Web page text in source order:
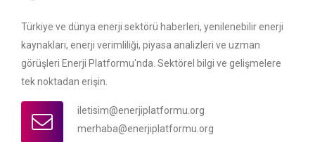
Türkiye ve dünya enerji sektörü haberleri, yenilenebilir enerji
kaynakları, enerji verimliliği, piyasa analizleri ve uzman
görüşleri Enerji Platformu'nda. Sektörel bilgi ve gelişmelere
tek noktadan erişin.
iletisim@enerjiplatformu.org
merhaba@enerjiplatformu.org